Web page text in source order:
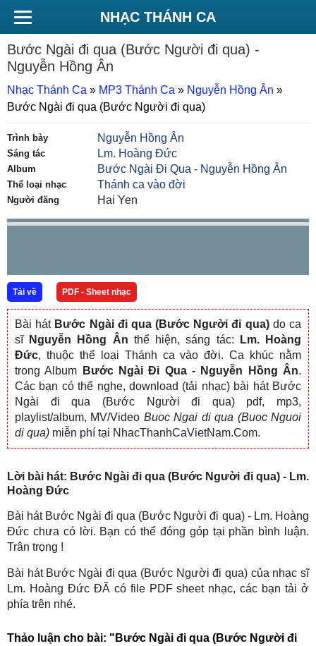
NHẠC THÁNH CA
Bước Ngài đi qua (Bước Người đi qua) -
Nguyễn Hồng Ân
Nhạc Thánh Ca » MP3 Thánh Ca » Nguyễn Hồng Ân »
Bước Ngài đi qua (Bước Người đi qua)
Trình bày Nguyễn Hồng Ân
Sáng tác Lm. Hoàng Đức
Album Bước Ngài Đi Qua - Nguyễn Hồng Ân
Thể loại nhạc Thánh ca vào đời
Người đăng Hai Yen
Tải về PDF - Sheet nhạc
Bài hát Bước Ngài đi qua (Bước Người đi qua)do ca
sĩ Nguyễn Hồng Ân thể hiện, sáng tác:
Lm. Hoàng
Đức, thuộc thể loại Thánh ca vào đời. Ca khúc nằm
trong Album
Bước Ngài Đi Qua - Nguyễn Hồng Ân.
Các bạn có thể nghe, download (tải nhạc) bài hát Bước
Ngài đi qua (Bước Người đi qua) pdf, mp3,
playlist/album, MV/Video Buoc Ngai di qua (Buoc Nguoi
di qua) miễn phí tại NhacThanhCaVietNam.Com.
Lời bài hát: Bước Ngài đi qua (Bước Người đi qua) - Lm.
Hoàng Đức
Bài hát Bước Ngài đi qua (Bước Người đi qua) - Lm. Hoàng
Đức chưa có lời. Bạn có thể đóng góp tại phần bình luận.
Trân trọng !
Bài hát Bước Ngài đi qua (Bước Người đi qua) của nhạc sĩ
Lm. Hoàng Đức ĐÃ có file PDF sheet nhạc, các bạn tải ở
phía trên nhé.
Thảo luận cho bài: "Bước Ngài đi qua (Bước Người đi